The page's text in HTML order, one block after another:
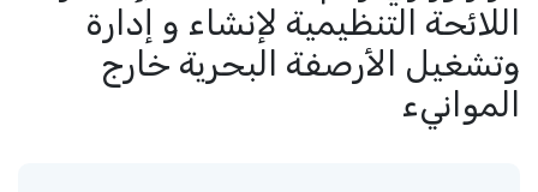
اللائحة التنظيمية لإنشاء و إدارة
وتشغيل الأرصفة البحرية خارج
الموانيء